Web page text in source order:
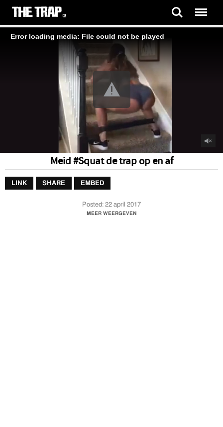
Error loading media: File could not be played
Meid #Squat de trap op en af
LINK SHARE EMBED
Posted: 22 april 2017
Meid #Squat de trap op en af
MEER WEERGEVEN